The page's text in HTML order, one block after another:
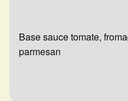
Base sauce tomate,
parmesan